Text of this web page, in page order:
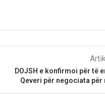
DOJSH e konfirmoi për të
Qeveri për negociata